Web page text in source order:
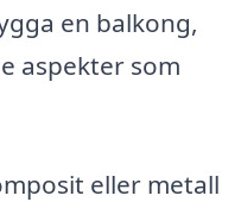
en balkong,
aspekter som
eller metall